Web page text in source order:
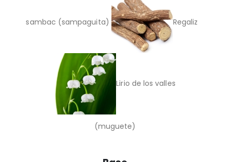
sambac (sampaguita) Regaliz
Lirio de los valles
(muguete)